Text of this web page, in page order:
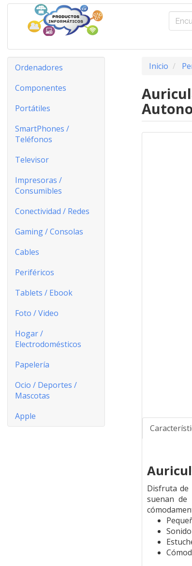
Ordenadores
Componentes
Portátiles
SmartPhones /
Teléfonos
Televisor
Impresoras /
Consumibles
Conectividad / Redes
Gaming / Consolas
Cables
Periféricos
Tablets / Ebook
Foto / Video
Hogar /
Electrodomésticos
Papelería
Ocio / Deportes /
Mascotas
Apple
Inicio
Disfruta de
suenan